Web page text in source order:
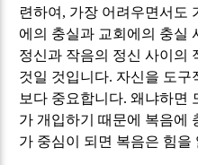
련하여 , 가장 어려우면서도
에의 충실과 교회에의 충실
정신과 작음의 정신 사이의
것일 것입니다. 자신을 도구
보다 중요합니다.왜냐하면
가 개입하기 때문에 복음에
가 중심이 되면 복음은 힘을